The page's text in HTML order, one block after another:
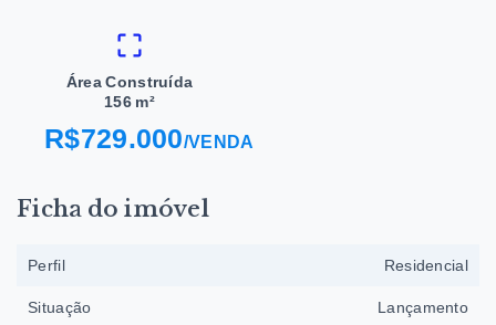
Área Construída
156 m²
R$729.000/VENDA
Ficha do imóvel
Perfil Residencial
Situação Lançamento